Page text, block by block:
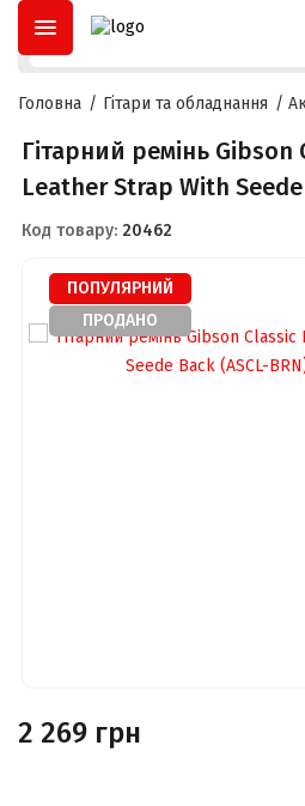
ОПЛАТА ЧАСТИНАМИ
Головна Гітари та обладнання
Гітарний ремінь Gibson
Leather Strap With Seede
Код товару: 20462
ПОПУЛЯРНИЙ
ПРОДАНО
2 269 грн